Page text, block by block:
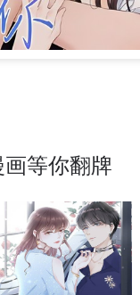
等你翻牌